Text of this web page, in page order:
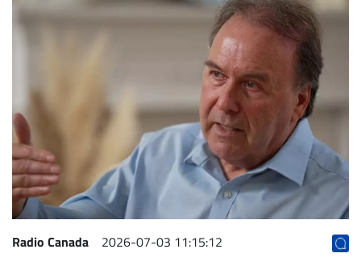
Conseillers
Archives
CARRIÈRE
ET
EMPLOIS
AVOCATS
Radio Canada 2026-07-03 11:15:12